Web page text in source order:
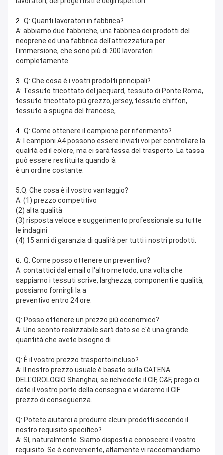
2. Q: Quanti lavoratori in fabbrica?
A: abbiamo due fabbriche, una fabbrica dei prodotti del
neoprene ed una fabbrica dell'attrezzatura per
l'immersione, che sono più di 200 lavoratori
completamente.
3. Q: Che cosa è i vostri prodotti principali?
A: Tessuto tricottato del jacquard, tessuto di Ponte Roma,
tessuto tricottato più grezzo, jersey, tessuto chiffon,
tessuto a spugna del francese,
4. Q: Come ottenere il campione per riferimento?
A: I campioni A4 possono essere inviati voi per controllare la
qualità ed il colore, ma ci sarà tassa del trasporto. La tassa
può essere restituita quando là
è un ordine costante.
5.Q: Che cosa è il vostro vantaggio?
A: (1) prezzo competitivo
(2) alta qualità
(3) risposta veloce e suggerimento professionale su tutte
le indagini
(4) 15 anni di garanzia di qualità per tutti i nostri prodotti.
6. Q: Come posso ottenere un preventivo?
A: contattici dal email o l'altro metodo, una volta che
sappiamo i tessuti scrive, larghezza, componenti e qualità,
possiamo fornirgli la a
preventivo entro 24 ore.
Q: Posso ottenere un prezzo più economico?
A: Uno sconto realizzabile sarà dato se c'è una grande
quantità che avete bisogno di.
Q: È il vostro prezzo trasporto incluso?
A: Il nostro prezzo usuale è basato sulla CATENA
DELL'OROLOGIO Shanghai, se richiedete il CIF, C&F, prego ci
date il vostro porto della consegna e vi daremo il CIF
prezzo di conseguenza.
Q: Potete aiutarci a produrre alcuni prodotti secondo il
nostro requisito specifico?
A: Sì, naturalmente. Siamo disposti a conoscere il vostro
requisito. Se è conveniente, altamente vi raccomandiamo